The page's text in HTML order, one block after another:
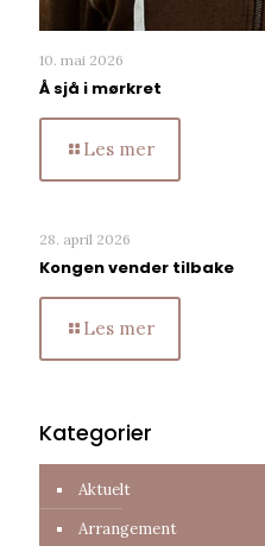
10. mai 2026
Å sjå i mørkret
Les mer
28. april 2026
Kongen vender tilbake
Les mer
Kategorier
Aktuelt
Arrangement